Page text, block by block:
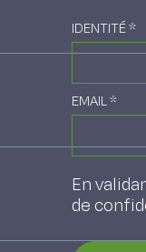
engrais de
résultats
IDENTITÉ*
EMAIL*
En
de